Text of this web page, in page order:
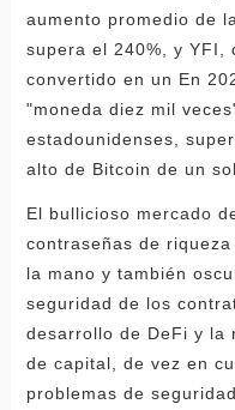
aumento promedio de
supera el 240%, y YFI,
convertido en un En
"moneda diez mil
estadounidenses,
alto de Bitcoin de un
El bullicioso mercado
contraseñas de
la mano y también
seguridad de los
desarrollo de DeFi y la
de capital, de vez en
problemas de